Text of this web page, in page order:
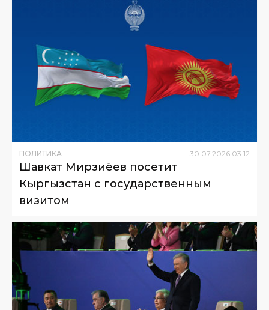
ПОЛИТИКА 30.07.2026 03:12
Шавкат Мирзиёев посетит
Кыргызстан с государственным
визитом